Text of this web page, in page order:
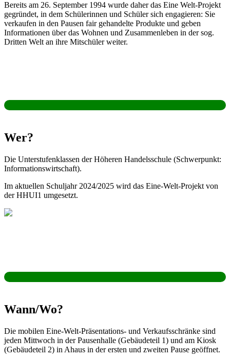
Bereits am 26. September 1994 wurde daher das Eine Welt-Projekt
gegrün­det, in dem Schülerinnen und Schüler sich engagieren: Sie
verkaufen in den Pausen fair gehandelte Produkte und geben
Informationen über das Wohnen und Zusammenleben in der sog.
Drit­ten Welt an ihre Mitschüler weiter.
Wer?
Die Unterstufenklassen der Höheren Handelsschule (Schwerpunkt:
Informationswirtschaft).
Im aktuellen Schuljahr 2024/2025 wird das Eine-Welt-Projekt von
der HHUI1 umgesetzt.
Wann/Wo?
Die mobilen Eine-Welt-Präsentations- und Verkaufsschränke sind
jeden Mittwoch in der Pausenhalle (Gebäudeteil 1) und am Kiosk
(Gebäudeteil 2) in Ahaus in derersten und zweiten Pause geöffnet.